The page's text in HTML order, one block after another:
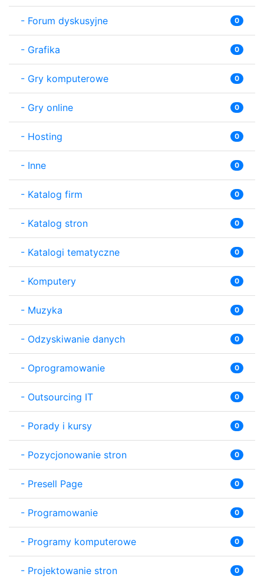
- Forum dyskusyjne 0
- Grafika 0
- Gry komputerowe 0
- Gry online 0
- Hosting 0
- Inne 0
- Katalog firm 0
- Katalog stron 0
- Katalogi tematyczne 0
- Komputery 0
- Muzyka 0
- Odzyskiwanie danych 0
- Oprogramowanie 0
- Outsourcing IT 0
- Porady i kursy 0
- Pozycjonowanie stron 0
- Presell Page 0
- Programowanie 0
- Programy komputerowe 0
- Projektowanie stron 0